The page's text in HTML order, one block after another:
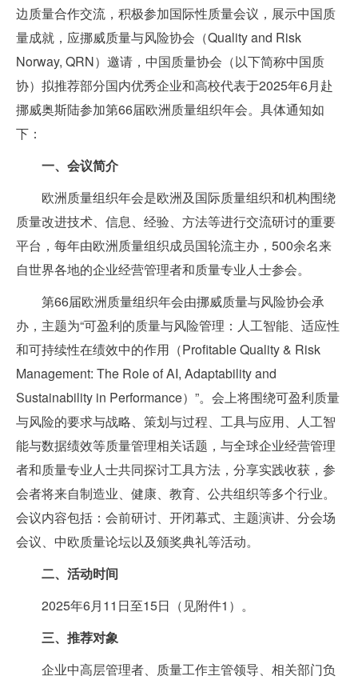
边质量合作交流，积极参加国际性质量会议，展示中国质
量成就，应挪威质量与风险协会（Quality and Risk
Norway, QRN）邀请，中国质量协会（以下简称中国质
协）拟推荐部分国内优秀企业和高校代表于2025年6月赴
挪威奥斯陆参加第66届欧洲质量组织年会。具体通知如
下：
一、会议简介
欧洲质量组织年会是欧洲及国际质量组织和机构围绕
质量改进技术、信息、经验、方法等进行交流研讨的重要
平台，每年由欧洲质量组织成员国轮流主办，500余名来
自世界各地的企业经营管理者和质量专业人士参会。
第66届欧洲质量组织年会由挪威质量与风险协会承
办，主题为“可盈利的质量与风险管理：人工智能、适应性
和可持续性在绩效中的作用（Profitable Quality & Risk
Management: The Role of AI, Adaptability and
Sustainability in Performance）”。会上将围绕可盈利质量
与风险的要求与战略、策划与过程、工具与应用、人工智
能与数据绩效等质量管理相关话题，与全球企业经营管理
者和质量专业人士共同探讨工具方法，分享实践收获，参
会者将来自制造业、健康、教育、公共组织等多个行业。
会议内容包括：会前研讨、开闭幕式、主题演讲、分会场
会议、中欧质量论坛以及颁奖典礼等活动。
二、活动时间
2025年6月11日至15日（见附件1）。
三、推荐对象
企业中高层管理者、质量工作主管领导、相关部门负